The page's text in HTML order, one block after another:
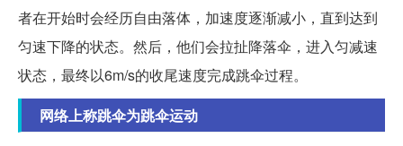
者在开始时会经历自由落体，加速度逐渐减小，直到达到
匀速下降的状态。然后，他们会拉扯降落伞，进入匀减速
状态，最终以6m/s的收尾速度完成跳伞过程。
网络上称跳伞为跳伞运动